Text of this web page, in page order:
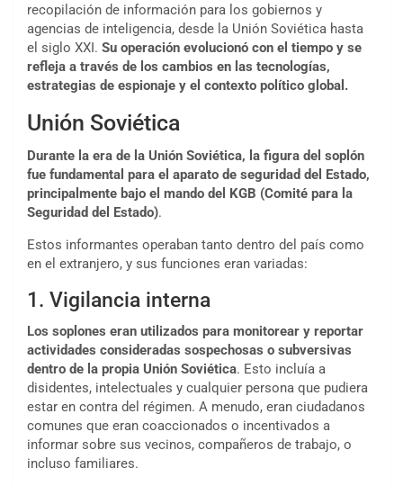
recopilación de información para los gobiernos y
agencias de inteligencia, desde la Unión Soviética hasta
el siglo XXI. Su operación evolucionó con el tiempo y se
refleja a través de los cambios en las tecnologías,
estrategias de espionaje y el contexto político global.
Unión Soviética
Durante la era de la Unión Soviética, la figura del soplón
fue fundamental para el aparato de seguridad del Estado,
principalmente bajo el mando del KGB (Comité para la
Seguridad del Estado).
Estos informantes operaban tanto dentro del país como
en el extranjero, y sus funciones eran variadas:
1. Vigilancia interna
Los soplones eran utilizados para monitorear y reportar
actividades consideradas sospechosas o subversivas
dentro de la propia Unión Soviética. Esto incluía a
disidentes, intelectuales y cualquier persona que pudiera
estar en contra del régimen. A menudo, eran ciudadanos
comunes que eran coaccionados o incentivados a
informar sobre sus vecinos, compañeros de trabajo, o
incluso familiares.